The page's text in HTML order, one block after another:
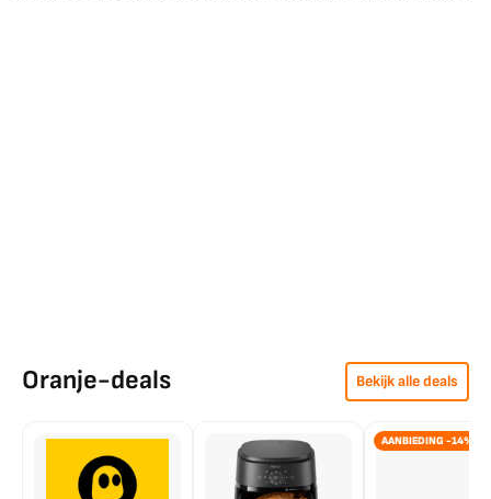
Oranje-deals Bekijk alle deals
AANBIEDING -14%